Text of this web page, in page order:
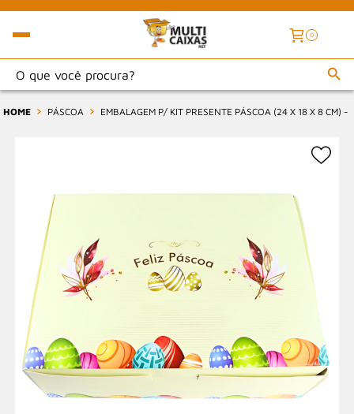
0
HOME PÁSCOA EMBALAGEM P/ KIT PRESENTE PÁSCOA (24 X 18 X 8 CM) -